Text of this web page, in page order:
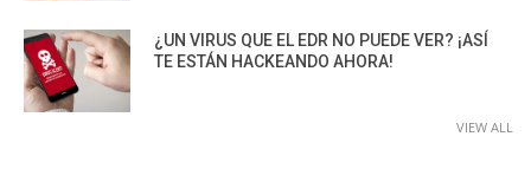
¿UN VIRUS QUE EL EDR NO PUEDE VER? ¡ASÍ
TE ESTÁN HACKEANDO AHORA!
VIEW ALL